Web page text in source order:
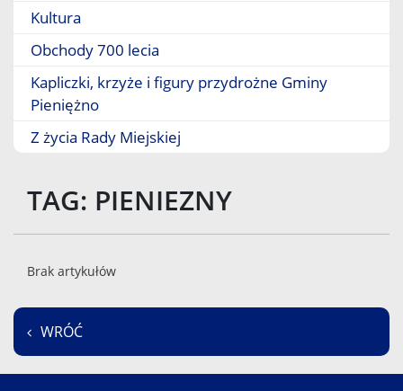
Kultura
Obchody 700 lecia
Kapliczki, krzyże i figury przydrożne Gminy
Pieniężno
Z życia Rady Miejskiej
TAG: PIENIEZNY
Brak artykułów
WRÓĆ